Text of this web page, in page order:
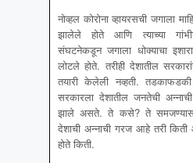
नोव्हल कोरोना व्हायरसची जगाला
झालेले होते आणि त्याच्या
संघटनेकडून जगाला धोक्याचा
लोटले होते. तरीही देशातील
तयारी केलेली नव्हती.
सरकारला देशातील जनतेची
झाले असते. ते कसे? ते
देशाची अन्नाची गरज आहे तरी
होते किती.